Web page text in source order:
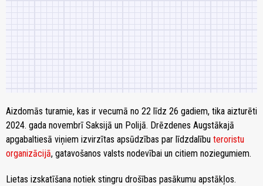
Aizdomās turamie, kas ir vecumā no 22 līdz 26 gadiem, tika aizturēti
2024. gada novembrī Saksijā un Polijā. Drēzdenes Augstākajā
apgabaltiesā viņiem izvirzītas apsūdzības par līdzdalību teroristu
organizācijā, gatavošanos valsts nodevībai un citiem noziegumiem.
Lietas izskatīšana notiek stingru drošības pasākumu apstākļos.